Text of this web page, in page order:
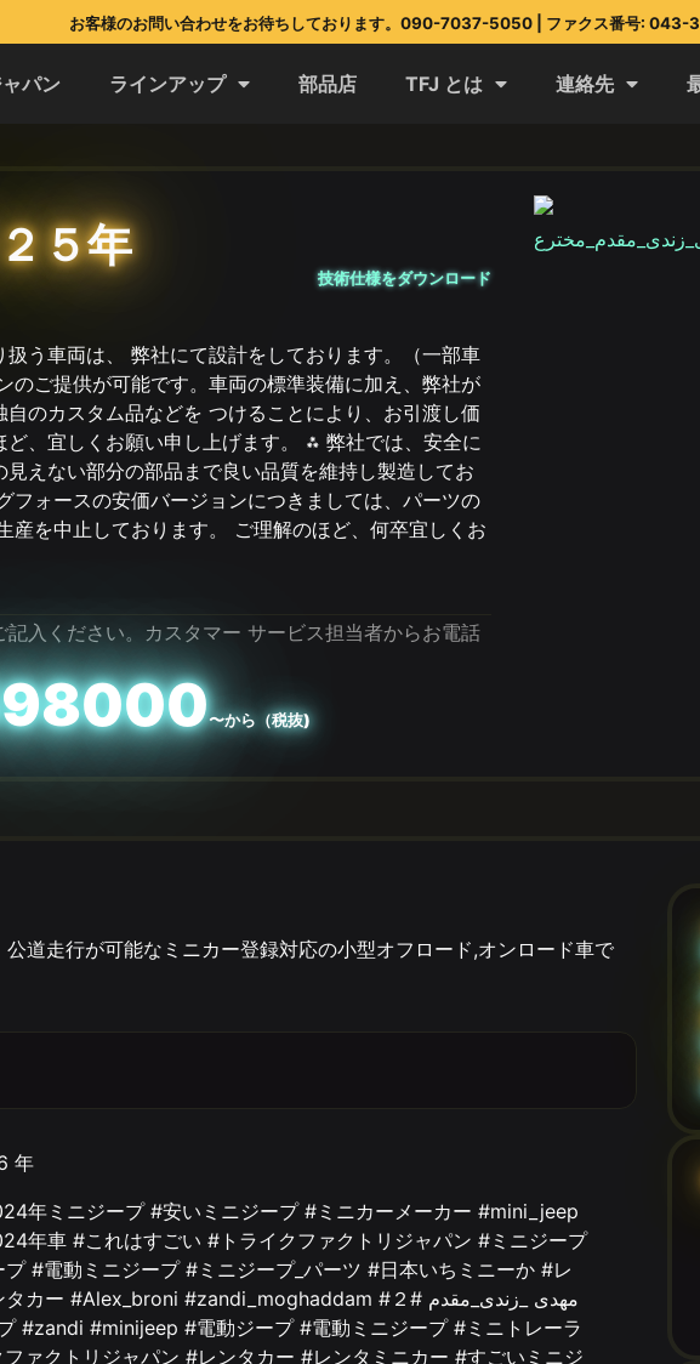
お客様のお問い合わせをお待ちしております。090-7037-5050 | ファクス番号:
パン ラインアップ 部品店 TFJ とは 連絡先
５年
技術仕様をダウンロード
扱う車両は、 弊社にて設計をしております。（一部車
のご提供が可能です。車両の標準装備に加え、弊社が
のカスタム品などを つけることにより、お引渡し価
、宜しくお願い申し上げます。 ⁂ 弊社では、安全に
えない部分の部品まで良い品質を維持し製造してお
フォースの安価バージョンにつきましては、パーツの
産を中止しております。 ご理解のほど、何卒宜しくお
入ください。カスタマー サービス担当者からお電話
〜から（税抜)
道走行が可能なミニカー登録対応の小型オフロード,オンロード車で
年